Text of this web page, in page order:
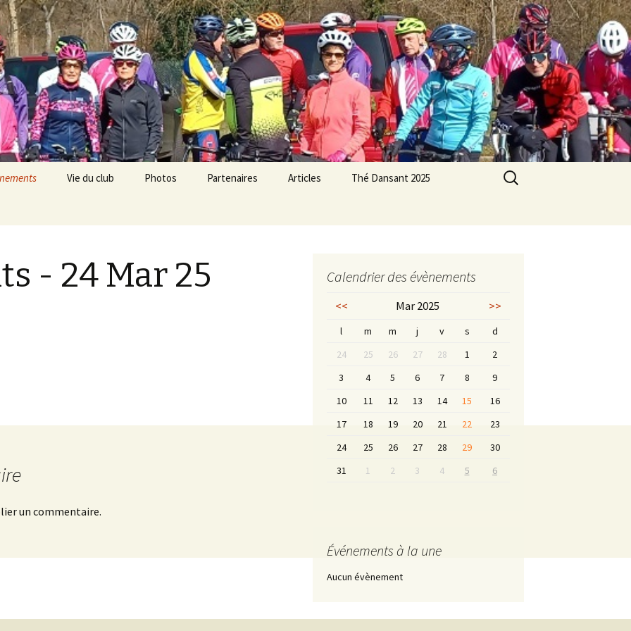
Vie du club
Historique
Photos
Photos 2020
Partenaires
Décathlon
Articles
Santé et cyclisme
Thé Dansant 2025 Rechercher :
- 24 Mar 25
un commentaire.
Calendrier des évènements
<< Mar 2025 >>
l m m j v s
d
24
25 26 27 28 1
2
3
4 5 6 7 8
9
10
11 12 13 14 15
16
17
18 19 20 21 22
23
24
25 26 27 28 29
30
31
1 2 3 4 5 6
Événements à la une
Aucun évènement